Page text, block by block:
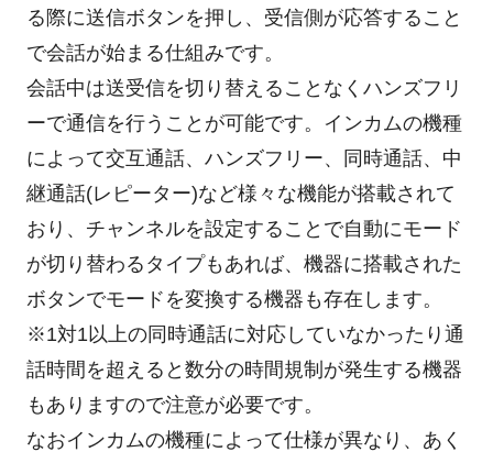
る際に送信ボタンを押し、受信側が応答すること
で会話が始まる仕組みです。
会話中は送受信を切り替えることなくハンズフリ
ーで通信を行うことが可能です。インカムの機種
によって交互通話、ハンズフリー、同時通話、中
継通話(レピーター)など様々な機能が搭載されて
おり、チャンネルを設定することで自動にモード
が切り替わるタイプもあれば、機器に搭載された
ボタンでモードを変換する機器も存在します。
※1対1以上の同時通話に対応していなかったり通
話時間を超えると数分の時間規制が発生する機器
もありますので注意が必要です。
なおインカムの機種によって仕様が異なり、あく